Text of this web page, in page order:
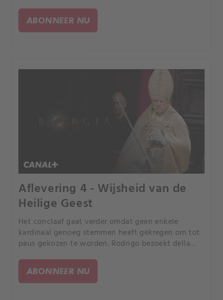
ongeboren zoon zal ontdekken.
ABONNEER NU
Aflevering 4 - Wijsheid van de
Heilige Geest
Het conclaaf gaat verder omdat geen enkele
kardinaal genoeg stemmen heeft gekregen om tot
paus gekozen te worden. Rodrigo bezoekt della
schetst de gevolgen van wat er zal gebeuren
afhankelijk van wie tot Paus wordt gekozen --
oorlog met Napels of Milaan, Rome afgeslacht.
ABONNEER NU